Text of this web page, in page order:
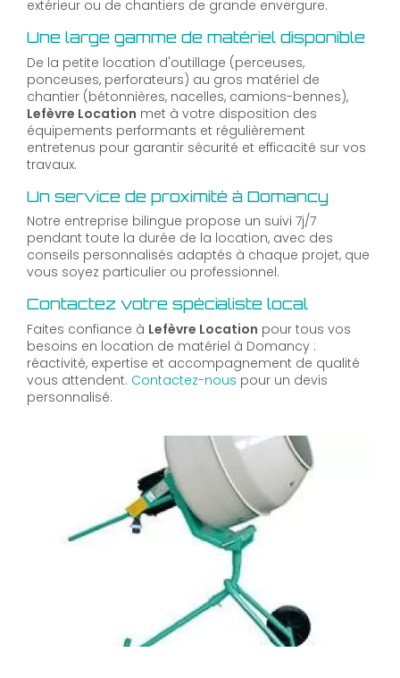
extérieur ou de chantiers de grande envergure.
Une large gamme de matériel disponible
De la petite location d'outillage (perceuses,
ponceuses, perforateurs) au gros matériel de
chantier (bétonnières, nacelles, camions-bennes),
Lefèvre Location met à votre disposition des
équipements performants et régulièrement
entretenus pour garantir sécurité et efficacité sur vos
travaux.
Un service de proximité à Domancy
Notre entreprise bilingue propose un suivi 7j/7
pendant toute la durée de la location, avec des
conseils personnalisés adaptés à chaque projet, que
vous soyez particulier ou professionnel.
Contactez votre spécialiste local
Faites confiance à Lefèvre Location pour tous vos
besoins en location de matériel à Domancy :
réactivité, expertise et accompagnement de qualité
vous attendent. Contactez-nous pour un devis
personnalisé.